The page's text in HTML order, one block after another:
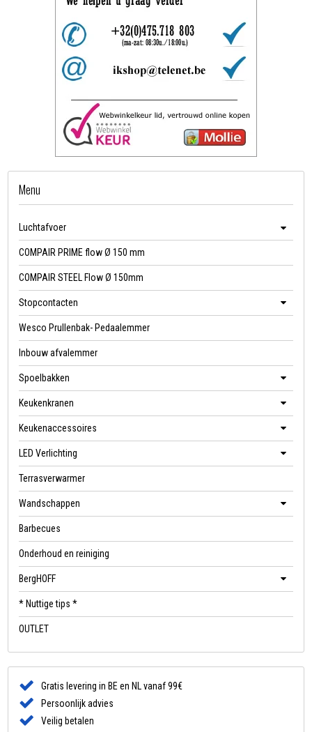
Menu
Luchtafvoer
COMPAIR PRIME flow Ø 150 mm
COMPAIR STEEL Flow Ø 150mm
Stopcontacten
Wesco Prullenbak- Pedaalemmer
Inbouw afvalemmer
Spoelbakken
Keukenkranen
Keukenaccessoires
LED Verlichting
Terrasverwarmer
Wandschappen
Barbecues
Onderhoud en reiniging
BergHOFF
* Nuttige tips *
OUTLET
Gratis levering in BE en NL vanaf 99€
Persoonlijk advies
Veilig betalen